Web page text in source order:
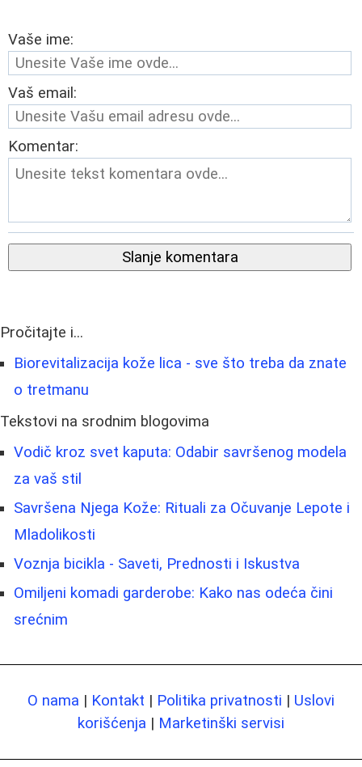
Vaše ime:
Vaš email:
Komentar:
Slanje komentara
Pročitajte i...
Biorevitalizacija kože lica - sve što treba da znate
o tretmanu
Tekstovi na srodnim blogovima
Vodič kroz svet kaputa: Odabir savršenog modela
za vaš stil
Savršena Njega Kože: Rituali za Očuvanje Lepote i
Mladolikosti
Voznja bicikla - Saveti, Prednosti i Iskustva
Omiljeni komadi garderobe: Kako nas odeća čini
srećnim
O nama | Kontakt | Politika privatnosti | Uslovi
korišćenja | Marketinški servisi